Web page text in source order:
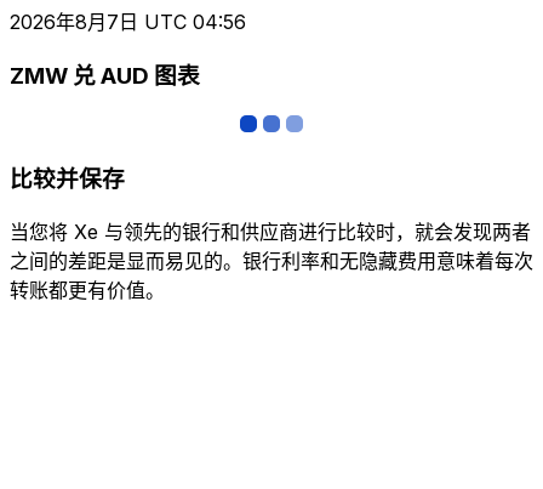
2026年8月7日 UTC 04:56
ZMW 兑 AUD 图表
比较并保存
当您将 Xe 与领先的银行和供应商进行比较时，就会发现两者
之间的差距是显而易见的。银行利率和无隐藏费用意味着每次
转账都更有价值。